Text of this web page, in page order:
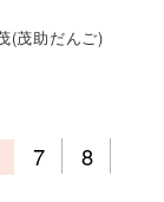
(茂助だんご)
7
8